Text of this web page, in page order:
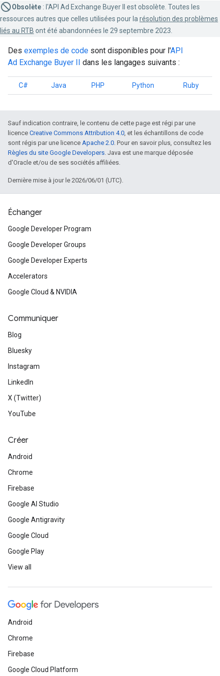
Obsolète : l'API Ad Exchange Buyer II est obsolète. Toutes les
ressources autres que celles utilisées pour la résolution des problèmes
liés au RTB ont été abandonnées le 29 septembre 2023.
Des exemples de code sont disponibles pour l'API
Ad Exchange Buyer II dans les langages suivants :
C# Java PHP Python Ruby
Sauf indication contraire, le contenu de cette page est régi par une
licence Creative Commons Attribution 4.0, et les échantillons de code
sont régis par une licence Apache 2.0. Pour en savoir plus, consultez les
Règles du site Google Developers. Java est une marque déposée
d'Oracle et/ou de ses sociétés affiliées.
Dernière mise à jour le 2026/06/01 (UTC).
Échanger
Google Developer Program
Google Developer Groups
Google Developer Experts
Accelerators
Google Cloud & NVIDIA
Communiquer
Blog
Bluesky
Instagram
LinkedIn
X (Twitter)
YouTube
Créer
Android
Chrome
Firebase
Google AI Studio
Google Antigravity
Google Cloud
Google Play
View all
Android
Chrome
Firebase
Google Cloud Platform